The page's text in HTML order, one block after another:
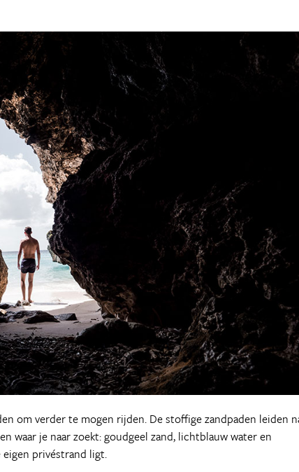
om verder te mogen rijden. De stoffige zandpaden leiden
waar je naar zoekt: goudgeel zand, lichtblauw water en
privéstrand ligt.